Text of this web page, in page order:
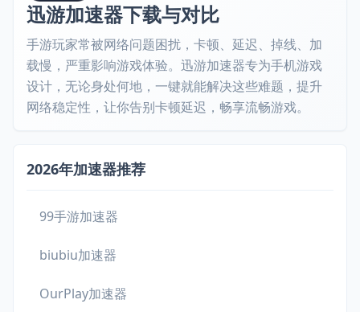
迅游加速器下载与对比
手游玩家常被网络问题困扰，卡顿、延迟、掉线、加
载慢，严重影响游戏体验。迅游加速器专为手机游戏
设计，无论身处何地，一键就能解决这些难题，提升
网络稳定性，让你告别卡顿延迟，畅享流畅游戏。
2026年加速器推荐
99手游加速器
biubiu加速器
OurPlay加速器